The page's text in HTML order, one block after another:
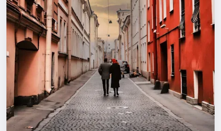
Города
Площадки
Артисты
Рейтинги